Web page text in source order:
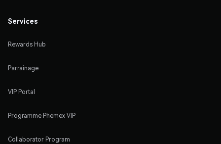
Services
Rewards Hub
Parrainage
VIP Portal
Programme Phemex VIP
Collaborator Program